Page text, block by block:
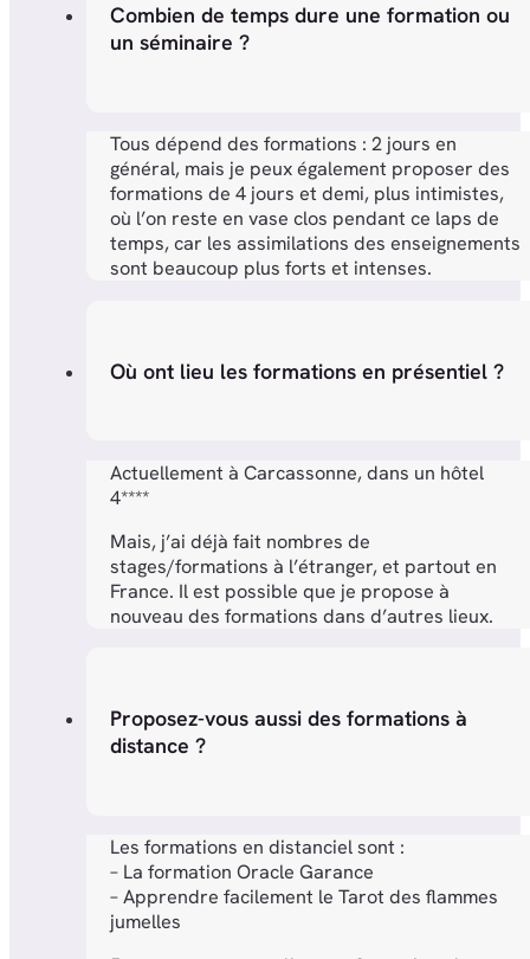
Combien de temps dure une formation ou
un séminaire ?
Tous dépend des formations : 2 jours en
général, mais je peux également proposer des
formations de 4 jours et demi, plus intimistes,
où l’on reste en vase clos pendant ce laps de
temps, car les assimilations des enseignements
sont beaucoup plus forts et intenses.
Où ont lieu les formations en présentiel ?
Actuellement à Carcassonne, dans un hôtel
4****
Mais, j’ai déjà fait nombres de
stages/formations à l’étranger, et partout en
France. Il est possible que je propose à
nouveau des formations dans d’autres lieux.
Proposez-vous aussi des formations à
distance ?
Les formations en distanciel sont :
– La formation Oracle Garance
– Apprendre facilement le Tarot des flammes
jumelles